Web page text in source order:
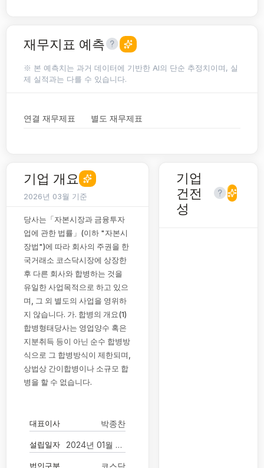
재무지표 예측
※ 본 예측치는 과거 데이터에 기반한 AI의 단순 추정치이며, 실
제 실적과는 다를 수 있습니다.
연결 재무제표 별도 재무제표
기업 개요
2026년 03월 기준
당사는「자본시장과 금융투자
업에 관한 법률」(이하 "자본시
장법")에 따라 회사의 주권을 한
국거래소 코스닥시장에 상장한
후 다른 회사와 합병하는 것을
유일한 사업목적으로 하고 있으
며, 그 외 별도의 사업을 영위하
지 않습니다. 가. 합병의 개요(1)
합병형태당사는 영업양수 혹은
지분취득 등이 아닌 순수 합병방
식으로 그 합병방식이 제한되며,
상법상 간이합병이나 소규모 합
병을 할 수 없습니다.
대표이사 박종찬
설립일자 2024년 01월 05일
법인구분 코스닥
기업
건전
성